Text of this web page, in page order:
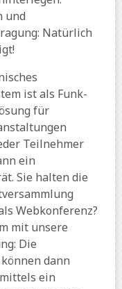
und
Natürlich
ist als Funk-
für
Teilnehmer
ein
Sie halten die
Webkonferenz?
mit unsere
Die
dann
ein